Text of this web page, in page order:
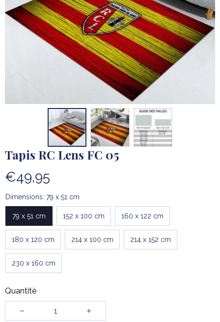
Tapis RC Lens FC 05
€49,95
Dimensions: 79 x 51 cm
79 x 51 cm 152 x 100 cm 160 x 122 cm
180 x 120 cm 214 x 100 cm 214 x 152 cm
230 x 160 cm
Quantité